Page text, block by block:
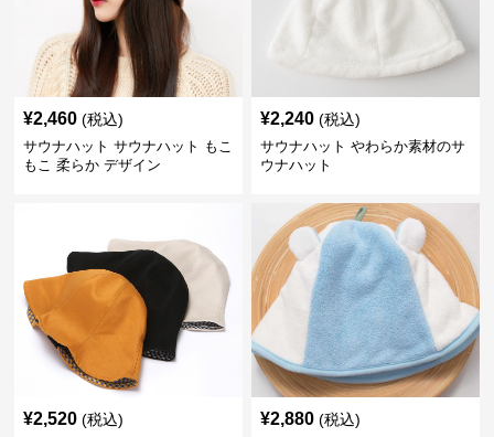
¥2,460 (税込)
サウナハット サウナハット もこ
もこ 柔らか デザイン
¥2,240 (税込)
サウナハット やわらか素材のサ
ウナハット
¥2,520 (税込) ¥2,880 (税込)